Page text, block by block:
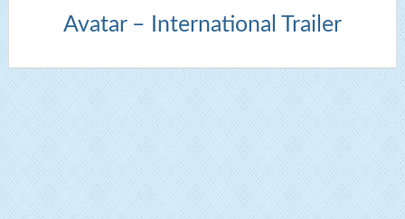
Avatar – International Trailer